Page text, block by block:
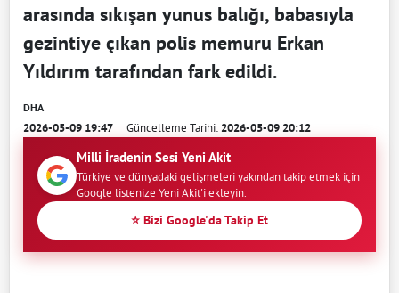
arasında sıkışan yunus balığı, babasıyla
gezintiye çıkan polis memuru Erkan
Yıldırım tarafından fark edildi.
DHA
2026-05-09 19:47 Güncelleme Tarihi:2026-05-09 20:12
Milli İradenin Sesi Yeni Akit
Türkiye ve dünyadaki gelişmeleri yakından takip etmek için
Google listenize Yeni Akit'i ekleyin.
⭐ Bizi Google'da Takip Et